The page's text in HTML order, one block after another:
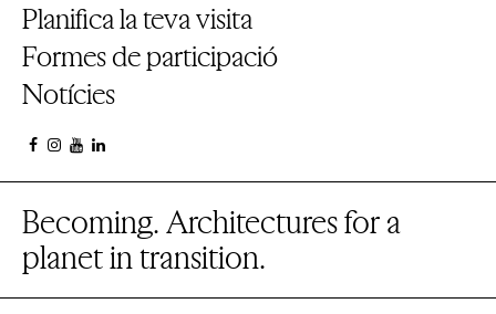
Planifica la teva visita
Formes de participació
Notícies
Becoming. Architectures for a
planet in transition.